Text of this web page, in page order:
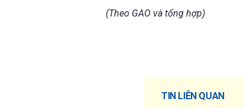
(Theo GAO và tổng hợp)
TIN LIÊN QUAN